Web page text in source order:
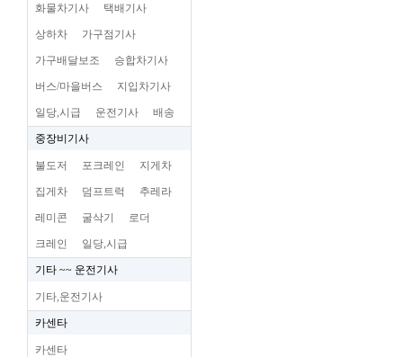
화물차기사 택배기사
상하차 가구점기사
가구배달보조 승합차기사
버스/마을버스 지입차기사
일당,시급 운전기사 배송
중장비기사
불도저 포크레인 지게차
집게차 덤프트럭 추레라
레미콘 굴삭기 로더
크레인 일당,시급
기타 ~~ 운전기사
기타,운전기사
카센타
카센타